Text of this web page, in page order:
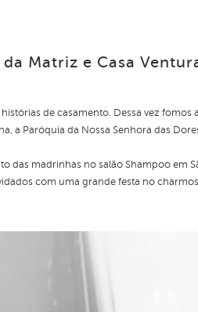
Matriz e Casa
de casamento. Dessa vez
a Paróquia da Nossa Senhora das
das madrinhas no salão Shampoo em
com uma grande festa no